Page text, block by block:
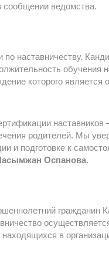
сообщении ведомства.
по наставничеству.
обучения
которого
родителей. Мы
и подготовке к
Оспанова.
находящихся в